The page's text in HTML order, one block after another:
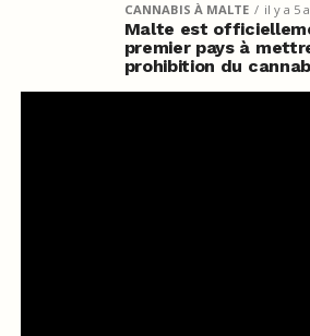
CANNABIS À MALTE il y a 5
Malte est
premier pays à
prohibition du